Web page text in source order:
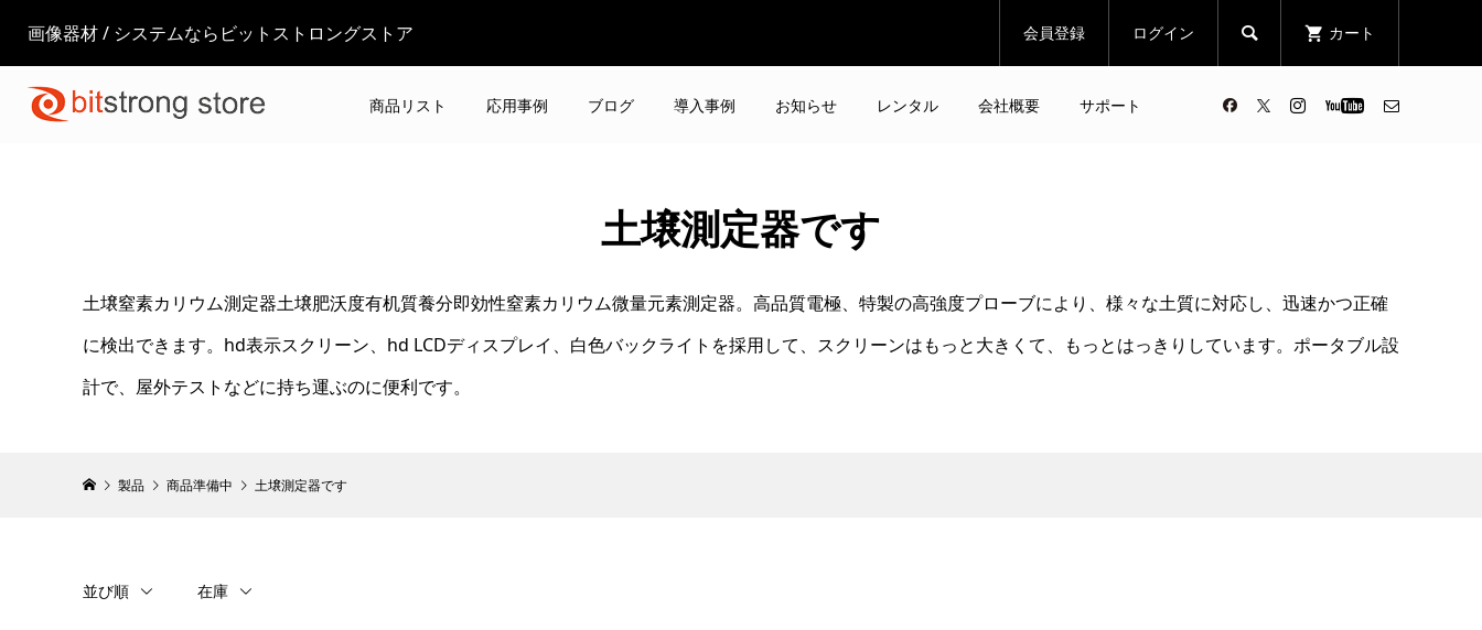
画像器材 / システムならビットストロングストア 会員登録 ログイン  カート
商品リスト 応用事例 ブログ 導入事例 お知らせ レンタル 会社概要 サポート
土壌測定器です
土壌窒素カリウム測定器土壌肥沃度有机質養分即効性窒素カリウム微量元素測定器。高品質電極、特製の高強度プローブにより、様々な土質に対応し、迅速かつ正確
に検出できます。hd表示スクリーン、hd LCDディスプレイ、白色バックライトを採用して、スクリーンはもっと大きくて、もっとはっきりしています。ポータブル設
計で、屋外テストなどに持ち運ぶのに便利です。
製品 商品準備中 土壌測定器です
並び順 在庫